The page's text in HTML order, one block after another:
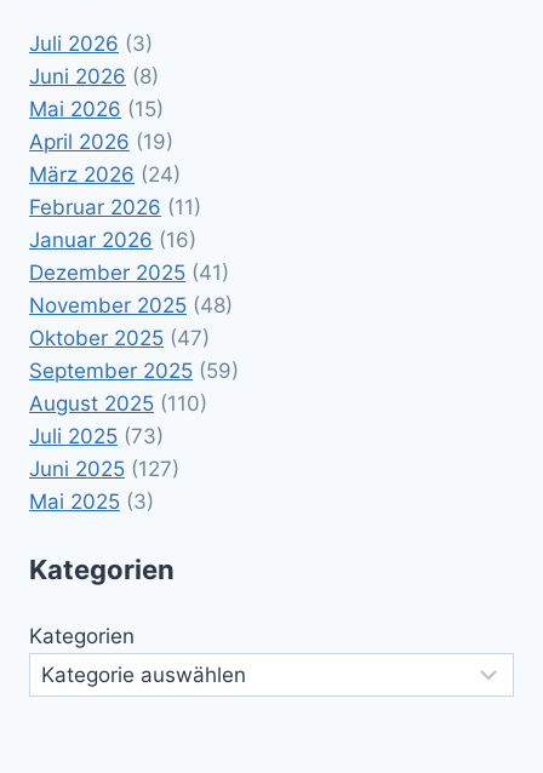
Juli 2026 (3)
Juni 2026 (8)
Mai 2026 (15)
April 2026 (19)
März 2026 (24)
Februar 2026 (11)
Januar 2026 (16)
Dezember 2025 (41)
November 2025 (48)
Oktober 2025 (47)
September 2025 (59)
August 2025 (110)
Juli 2025 (73)
Juni 2025 (127)
Mai 2025 (3)
Kategorien
Kategorien